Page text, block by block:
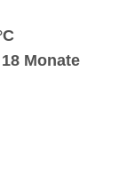
Monate